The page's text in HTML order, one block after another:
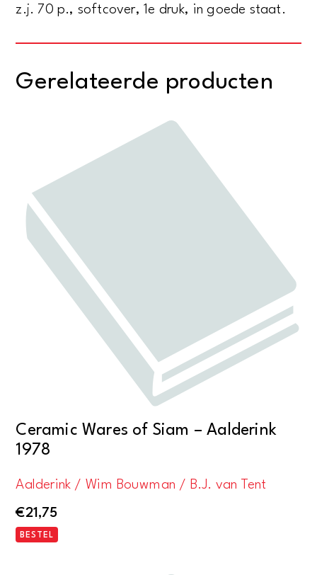
De
aantal
z.j. 70 p., softcover, 1e druk, in goede staat.
Gerelateerde producten
Ceramic Wares of Siam – Aalderink
1978
Aalderink / Wim Bouwman / B.J. van Tent
€21,75
BESTEL